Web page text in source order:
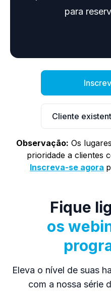
para
Cliente
Observação: Os
prioridade a clientes
Inscreva-se agora
Fique
os
Eleva o nível de suas
com a nossa série